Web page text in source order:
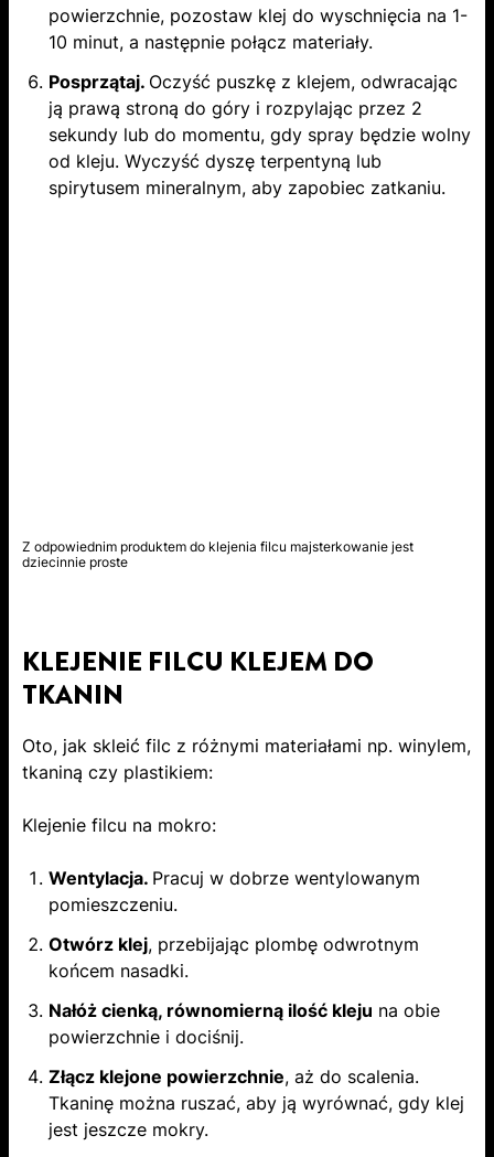
powierzchnie, pozostaw klej do wyschnięcia na 1-
10 minut, a następnie połącz materiały.
Posprzątaj. Oczyść puszkę z klejem, odwracając
ją prawą stroną do góry i rozpylając przez 2
sekundy lub do momentu, gdy spray będzie wolny
od kleju. Wyczyść dyszę terpentyną lub
spirytusem mineralnym, aby zapobiec zatkaniu.
Z odpowiednim produktem do klejenia filcu majsterkowanie jest
dziecinnie proste
KLEJENIE FILCU KLEJEM DO
TKANIN
Oto, jak skleić filc z różnymi materiałami np. winylem,
tkaniną czy plastikiem:
Klejenie filcu na mokro:
Wentylacja. Pracuj w dobrze wentylowanym
pomieszczeniu.
Otwórz klej, przebijając plombę odwrotnym
końcem nasadki.
Nałóż cienką, równomierną ilość kleju na obie
powierzchnie i dociśnij.
Złącz klejone powierzchnie, aż do scalenia.
Tkaninę można ruszać, aby ją wyrównać, gdy klej
jest jeszcze mokry.